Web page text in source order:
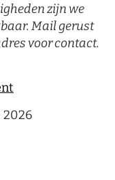
zijn we
Mail gerust
voor contact.